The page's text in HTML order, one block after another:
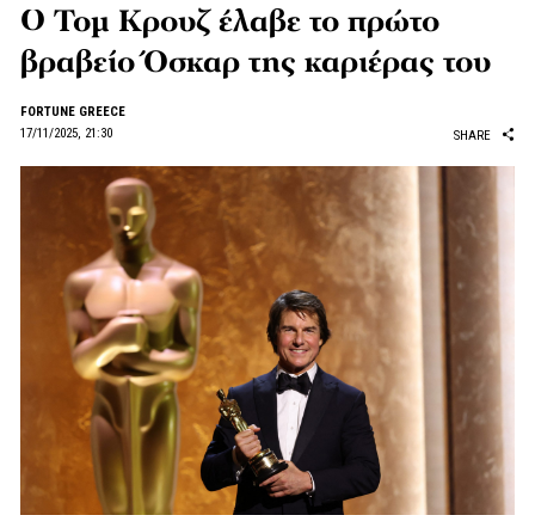
Ο Τομ Κρουζ έλαβε το πρώτο
βραβείο Όσκαρ της καριέρας του
FORTUNE GREECE
17/11/2025, 21:30
SHARE